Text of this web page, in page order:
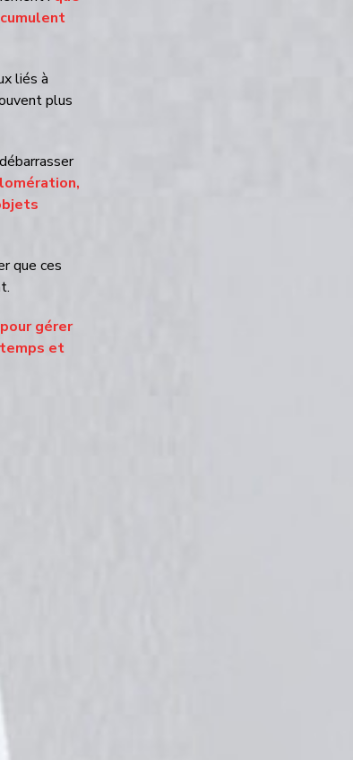
à
plus
dons
ces
gérer vos
stress